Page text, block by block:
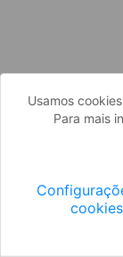
Usamos
Para mais
cookies